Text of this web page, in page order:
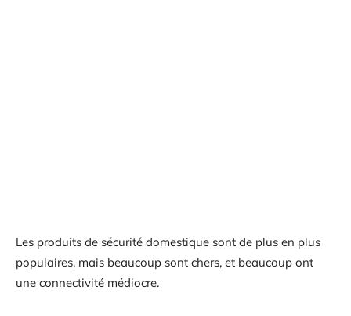
Les produits de sécurité domestique sont de plus en plus
populaires, mais beaucoup sont chers, et beaucoup ont
une connectivité médiocre.